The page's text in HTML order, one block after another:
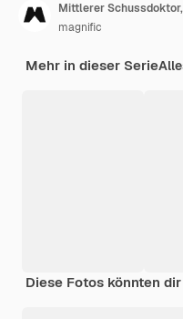
Mittlerer
magnific
Mehr in dieser Serie
Diese Fotos könnten